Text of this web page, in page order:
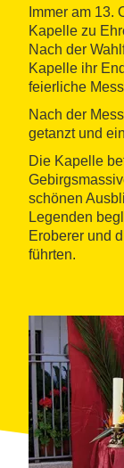
Immer am 13.
Kapelle zu
Nach der
Kapelle ihr
feierliche
Nach der
getanzt und
Die Kapelle
schönen
Legenden
Eroberer und
führten.